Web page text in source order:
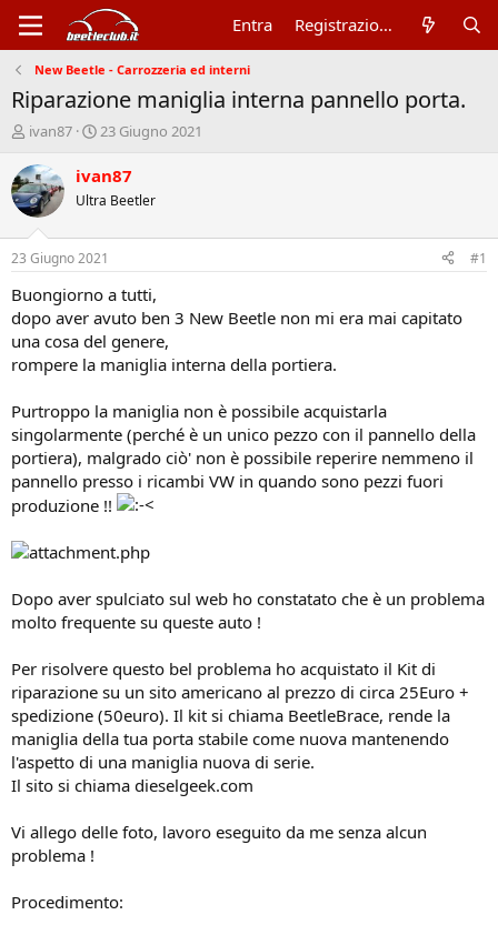
Entra Registrazione
New Beetle - Carrozzeria ed interni
Riparazione maniglia interna pannello porta.
A
t
o
r
e
d
i
s
u
s
s
o
n
e
ivan87
D
t
d
i
n
i
i
o
23 Giugno 2021
ivan87
Ultra Beetler
23 Giugno 2021 #1
Buongiorno a tutti,
dopo aver avuto ben 3 New Beetle non mi era mai capitato
una cosa del genere,
rompere la maniglia interna della portiera.
Purtroppo la maniglia non è possibile acquistarla
singolarmente (perché è un unico pezzo con il pannello della
portiera), malgrado ciò' non è possibile reperire nemmeno il
pannello presso i ricambi VW in quando sono pezzi fuori
produzione !!
Dopo aver spulciato sul web ho constatato che è un problema
molto frequente su queste auto !
Per risolvere questo bel problema ho acquistato il Kit di
riparazione su un sito americano al prezzo di circa 25Euro +
spedizione (50euro). Il kit si chiama BeetleBrace, rende la
maniglia della tua porta stabile come nuova mantenendo
l'aspetto di una maniglia nuova di serie.
Il sito si chiama dieselgeek.com
Vi allego delle foto, lavoro eseguito da me senza alcun
problema !
Procedimento: